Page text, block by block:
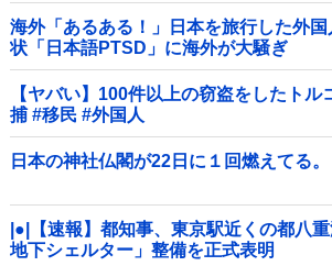
海外「あるある！」日本を旅行した外
状「日本語PTSD」に海外が大騒ぎ
【ヤバい】100件以上の窃盗をしたトル
捕 #移民 #外国人
日本の神社仏閣が22日に１回燃えてる。
|●|【速報】都知事、東京駅近くの都八
地下シェルター」整備を正式表明